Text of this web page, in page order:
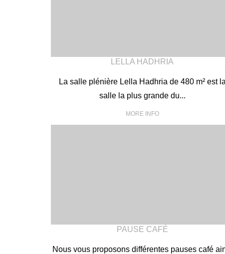
LELLA HADHRIA
La salle plénière Lella Hadhria de 480 m² est la
salle la plus grande du...
MORE INFO
PAUSE CAFÉ
Nous vous proposons différentes pauses café